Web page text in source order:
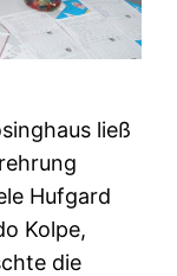
ließ
Hufgard
Kolpe,
die